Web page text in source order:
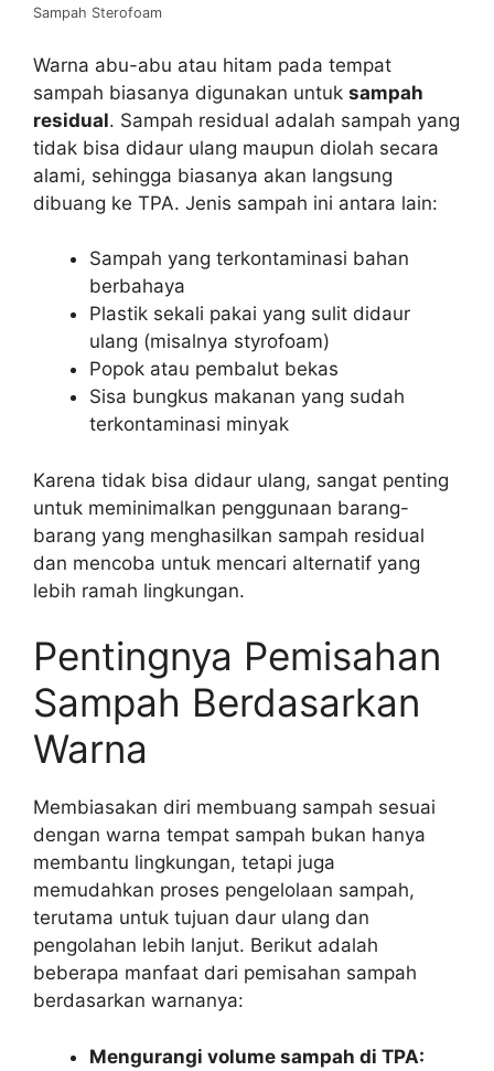
Sampah Sterofoam
Warna abu-abu atau hitam pada tempat
sampah biasanya digunakan untuk sampah
residual. Sampah residual adalah sampah yang
tidak bisa didaur ulang maupun diolah secara
alami, sehingga biasanya akan langsung
dibuang ke TPA. Jenis sampah ini antara lain:
Sampah yang terkontaminasi bahan
berbahaya
Plastik sekali pakai yang sulit didaur
ulang (misalnya styrofoam)
Popok atau pembalut bekas
Sisa bungkus makanan yang sudah
terkontaminasi minyak
Karena tidak bisa didaur ulang, sangat penting
untuk meminimalkan penggunaan barang-
barang yang menghasilkan sampah residual
dan mencoba untuk mencari alternatif yang
lebih ramah lingkungan.
Pentingnya Pemisahan
Sampah Berdasarkan
Warna
Membiasakan diri membuang sampah sesuai
dengan warna tempat sampah bukan hanya
membantu lingkungan, tetapi juga
memudahkan proses pengelolaan sampah,
terutama untuk tujuan daur ulang dan
pengolahan lebih lanjut. Berikut adalah
beberapa manfaat dari pemisahan sampah
berdasarkan warnanya:
Mengurangi volume sampah di TPA: